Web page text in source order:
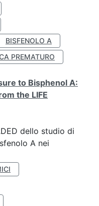
BISFENOLO A
PREMATURO
to Bisphenol A:
the LIFE
dello studio di
A nei